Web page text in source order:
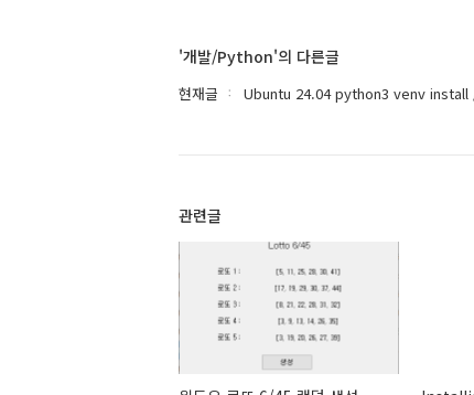
'개발/Python'의 다른글
현재글 Ubuntu 24.04 python3 venv
관련글